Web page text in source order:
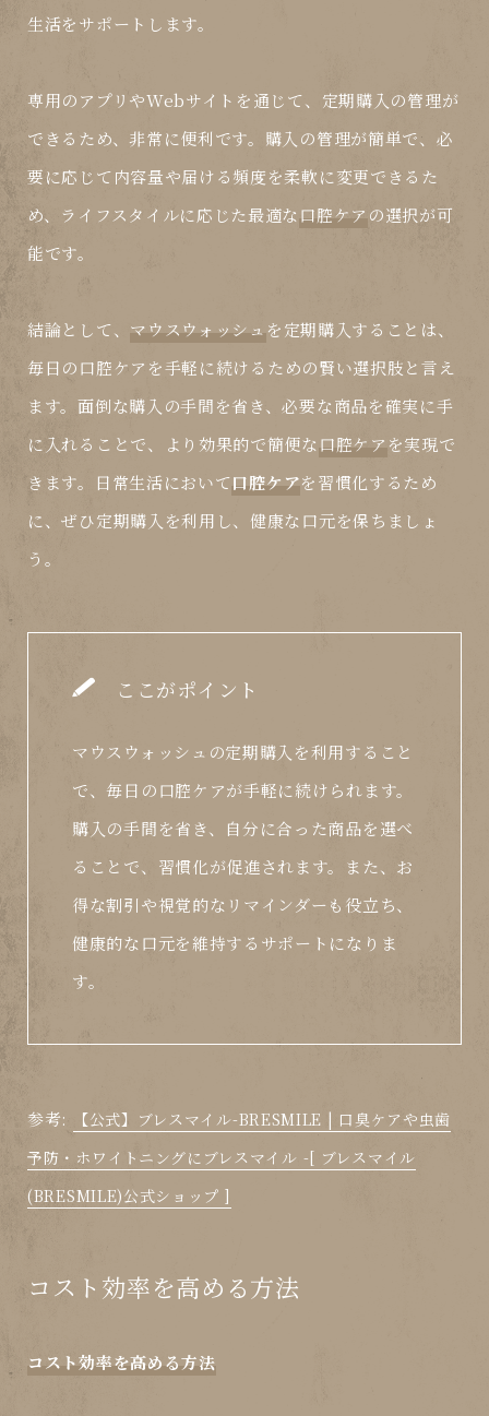
生活をサポートします。
専用のアプリやWebサイトを通じて、定期購入の管理が
できるため、非常に便利です。購入の管理が簡単で、必
要に応じて内容量や届ける頻度を柔軟に変更できるた
め、ライフスタイルに応じた最適な 口腔ケアの選択が可
能です。
結論として、 マウスウォッシュ を定期購入することは、
毎日の口腔ケア を手軽に続けるための賢い選択肢と言え
ます。面倒な購入の手間を省き、必要な商品を確実に手
に入れることで、より効果的で簡便な 口腔ケアを実現で
きます。日常生活において口腔ケアを習慣化するため
に、ぜひ定期購入を利用し、健康な口元を保ちましょ
う。
ここがポイント
マウスウォッシュの定期購入を利用すること
で、毎日の口腔ケアが手軽に続けられます。
購入の手間を省き、自分に合った商品を選べ
ることで、習慣化が促進されます。また、お
得な割引や視覚的なリマインダーも役立ち、
健康的な口元を維持するサポートになりま
す。
参考:
【公式】ブレスマイル-BRESMILE | 口臭ケアや虫歯
予防・ホワイトニングにブレスマイル -[ ブレスマイル
(BRESMILE)公式ショップ ]
コスト効率を高める方法
コスト効率を高める方法